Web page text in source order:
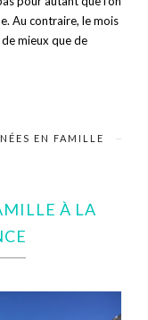
Au contraire, le mois
mieux que de
EN FAMILLE
À LA